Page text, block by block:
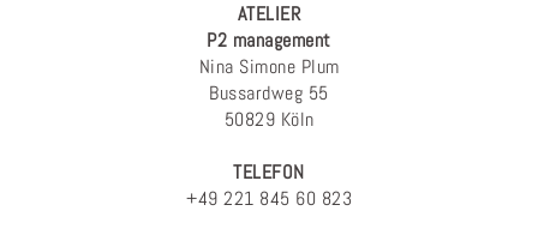
ATELIER
P2 management
Nina Simone Plum
Bussardweg 55
50829 Köln
TELEFON
+49 221 845 60 823